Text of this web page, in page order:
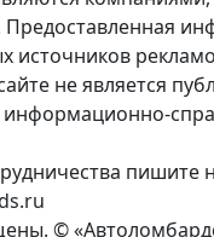
источников
не является
информационно-
пишите
©